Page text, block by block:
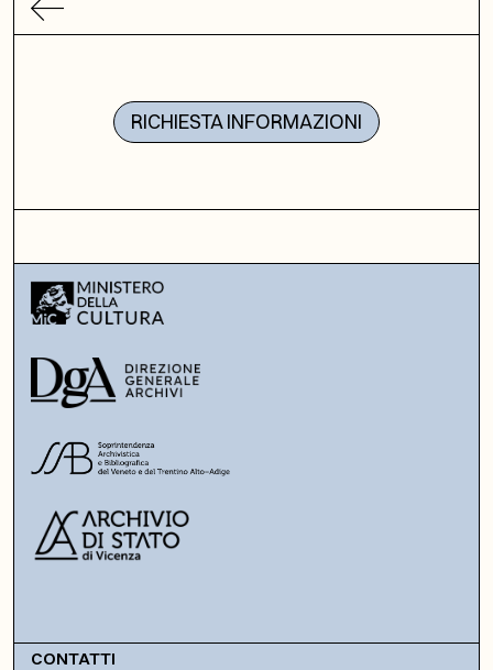
RICHIESTA INFORMAZIONI
CONTATTI